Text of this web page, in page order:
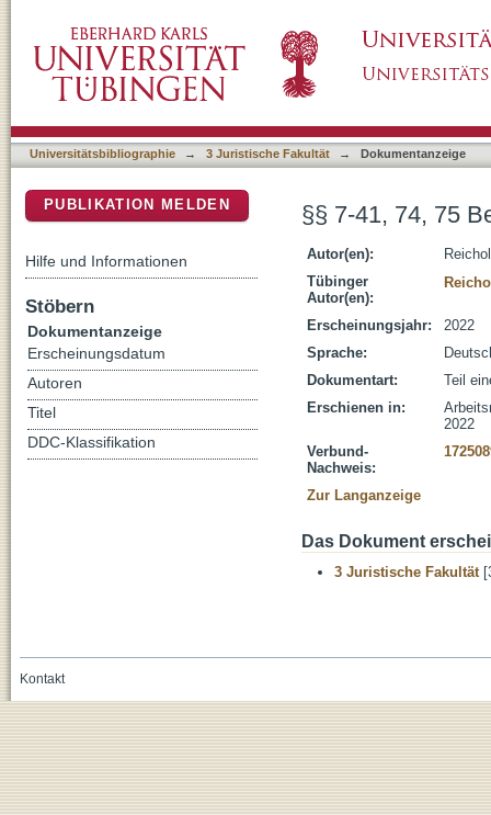
Universitätsbibliographie → 3 Juristische Fakultät → Dokumentanzeige
§§ 7-41, 74, 75
Autor(en):
Tübinger
Autor(en):
Erscheinungsjahr:
2022
Sprache:
Dokumentart:
Teil
Erschienen in:
2022
Verbund-
Nachweis:
Zur Langanzeige
Das Dokument
3 Juristische Fakultät
PUBLIKATION MELDEN
Hilfe und Informationen
Stöbern
Dokumentanzeige
Erscheinungsdatum
Autoren
Titel
DDC-Klassifikation
Kontakt